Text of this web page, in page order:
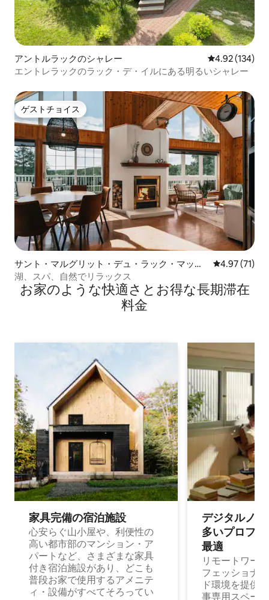
アントルラックのシャレー レビュー134
4.92 (134)
エントレラックのラック・デ・イルにある明るいシャレー
ゲストチョイス
ゲストチョイス
サント・マルグリット・デュ・ラック・マッソ
ンのシャレー
レビュー71
4.97 (71)
湖、スパ、自然でリラックス
お家のような快⁠適⁠さ⁠とお⁠得⁠な長⁠期⁠滞⁠在
料⁠金
家具完備の宿⁠泊⁠施⁠設
心安らぐ山小屋や、利便性の
高い都市部のマンション・ア
パートなど、さまざまな家具
付き宿泊施設があり、どこも
普段お家で使用するアメニテ
ィ・設備がすべてそろってい
デジタルノ
多⁠いプ⁠ロ⁠フ⁠
最⁠適
リモートワー
フェッショナ
ド環境を提供
事専用スペー